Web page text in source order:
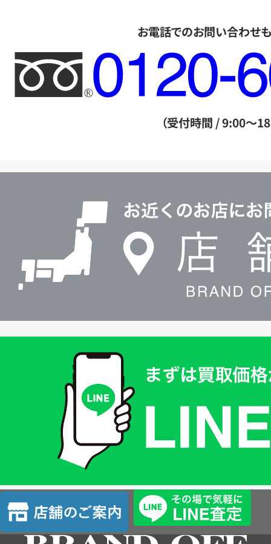
お電話でのお問い合わせ
フ
リ
ー
ル
（受付時間 / 9:00～
査
定
店
舗
の